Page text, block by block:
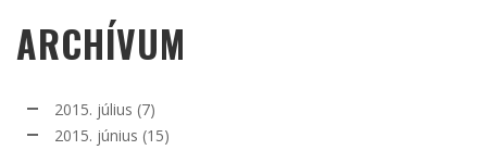
ARCHÍVUM
2015. július (7)
2015. június (15)